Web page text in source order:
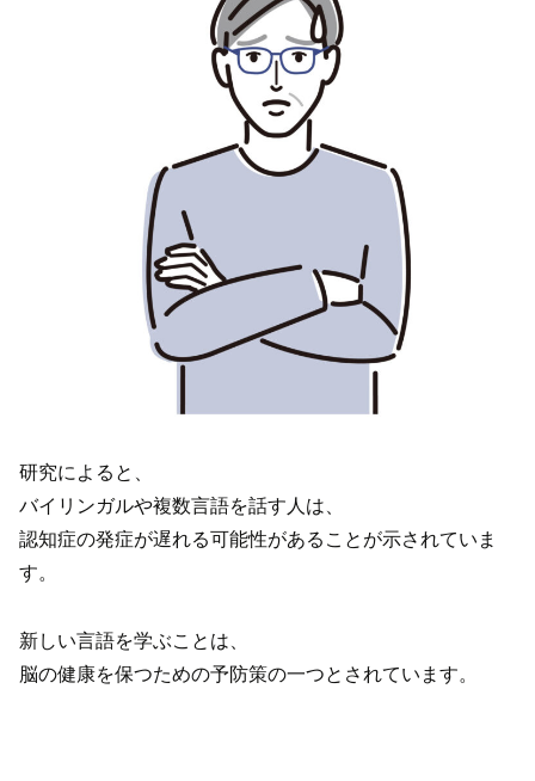
研究によると、
バイリンガルや複数言語を話す人は、
認知症の発症が遅れる可能性があることが示されていま
す。
新しい言語を学ぶことは、
脳の健康を保つための予防策の一つとされています。